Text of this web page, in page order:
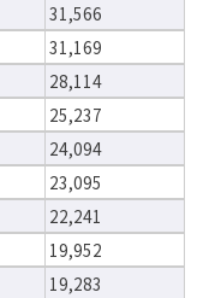
31,566
31,169
28,114
25,237
24,094
23,095
22,241
19,952
19,283